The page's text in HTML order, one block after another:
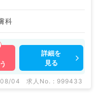
科
詳細を
見る
04 求人No. : 999433